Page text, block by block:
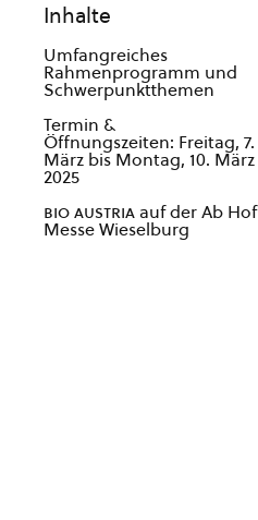
Inhalte
Umfangreiches
Rahmenprogramm und
Schwerpunktthemen
Termin &
Öffnungszeiten: Freitag, 7.
März bis Montag, 10. März
2025
bio austriaauf der Ab Hof
Messe Wieselburg